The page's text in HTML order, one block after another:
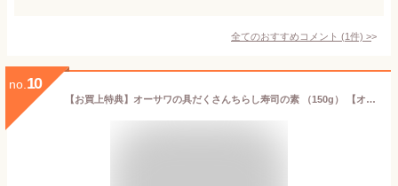
全てのおすすめコメント (1件) >
no. 10
【お買上特典】オーサワの具だくさんちらし寿司の素 （150g） 【オーサワジャパン】